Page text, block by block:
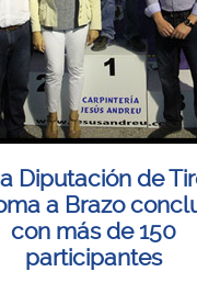
Diputación de
a Brazo
con más de 150
participantes